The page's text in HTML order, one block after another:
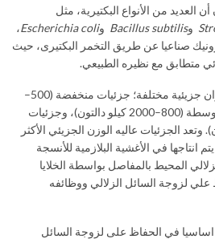
العديد من الأنواع البكتيرية، مثل
وBacillus subtilis وEscherichia coli،
صناعيا عن طريق التخمر البكتيرى، حيث
متطابق مع نظيره الطبيعي.
يتوافر حمض الهيالورونيك بأوزان جزيئية مختلفة؛ جزئيات منخفضة (500–
730 كيلو دالتون)، وجزيئات متوسطة (800–2000 كيلو دالتون)، وجزئيات
كيلو دالتون). وتعد الجزئيات عاليه الوزن الجزيئي الأكثر
في الأغشية البلازمية للأنسجة
المحيط بالمفاصل بواسطة الخلايا
علي لزوجة السائل الزلالي ووظائفه
في الحفاظ على لزوجة السائل